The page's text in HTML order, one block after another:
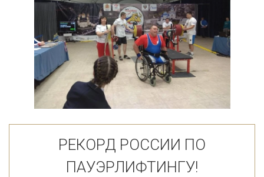
РЕКОРД РОССИИ ПО
ПАУЭРЛИФТИНГУ!